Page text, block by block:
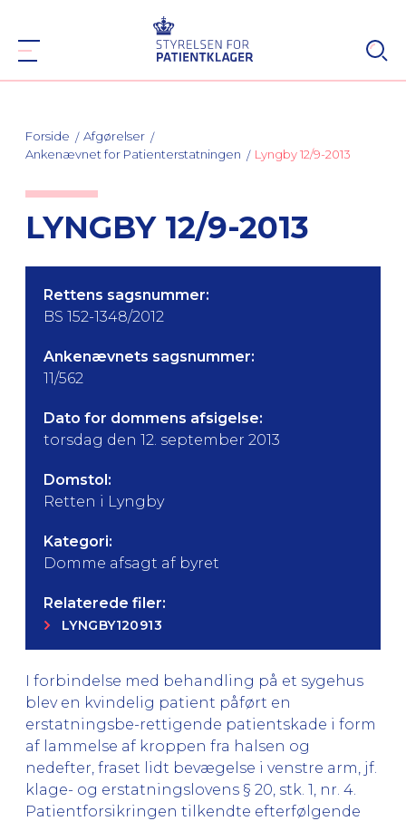
Forside
Afgørelser
Ankenævnet for Patienterstatningen
Lyngby 12/9-2013
LYNGBY 12/9-2013
Rettens sagsnummer:
BS 152-1348/2012
Ankenævnets sagsnummer:
11/562
Dato for dommens afsigelse:
torsdag den 12. september 2013
Domstol:
Retten i Lyngby
Kategori:
Domme afsagt af byret
Relaterede filer:
LYNGBY120913
I forbindelse med behandling på et sygehus
blev en kvindelig patient påført en
erstatningsbe-rettigende patientskade i form
af lammelse af kroppen fra halsen og
nedefter, fraset lidt bevægelse i venstre arm, jf.
klage- og erstatningslovens § 20, stk. 1, nr. 4.
Patientforsikringen tilkendte efterfølgende